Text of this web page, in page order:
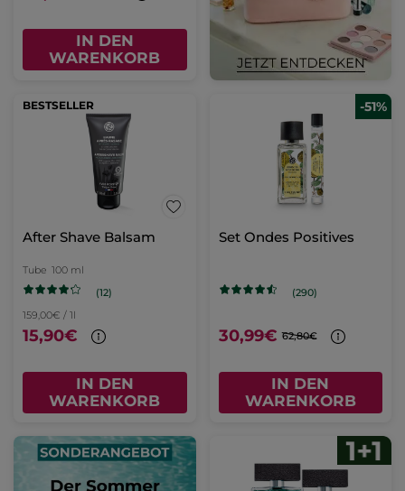
IN DEN
WARENKORB
BESTSELLER
After Shave Balsam
Tube 100 ml
(12)
159,00€ / 1l
15,90€
IN DEN
WARENKORB
-51%
Set Ondes Positives
(290)
30,99€ 62,80€
IN DEN
WARENKORB